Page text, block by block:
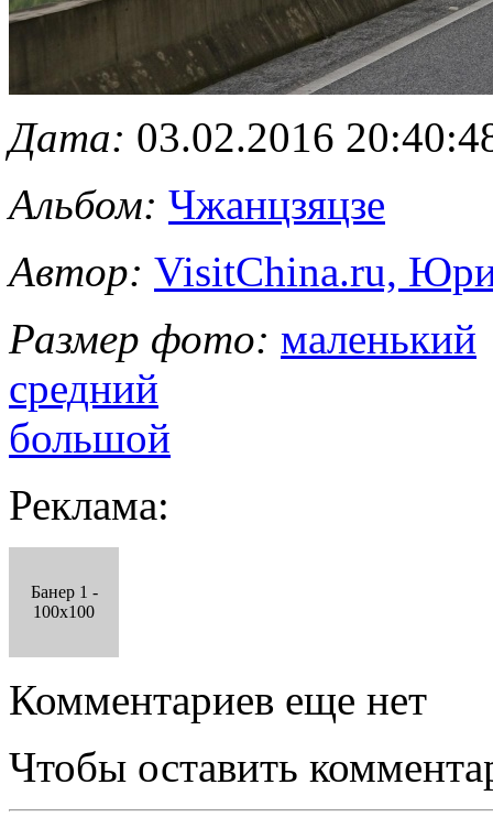
Дата: 03.02.2016
Альбом: Чжанцзяцзе
Автор: VisitChina.ru,
Размер фото: маленький
средний
большой
Реклама:
Банер 1 -
100x100
Комментариев еще нет
Чтобы оставить